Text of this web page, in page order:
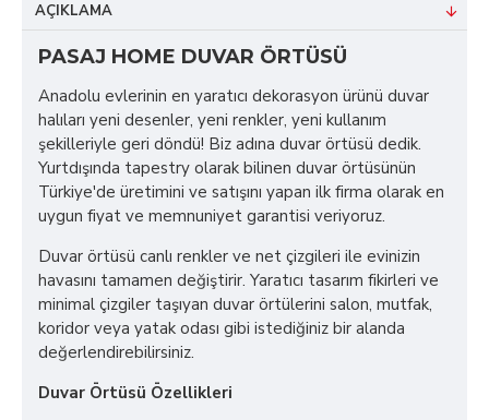
AÇIKLAMA
PASAJ HOME DUVAR ÖRTÜSÜ
Anadolu evlerinin en yaratıcı dekorasyon ürünü duvar
halıları yeni desenler, yeni renkler, yeni kullanım
şekilleriyle geri döndü! Biz adına duvar örtüsü dedik.
Yurtdışında tapestry olarak bilinen duvar örtüsünün
Türkiye'de üretimini ve satışını yapan ilk firma olarak en
uygun fiyat ve memnuniyet garantisi veriyoruz.
Duvar örtüsü canlı renkler ve net çizgileri ile evinizin
havasını tamamen değiştirir. Yaratıcı tasarım fikirleri ve
minimal çizgiler taşıyan duvar örtülerini salon, mutfak,
koridor veya yatak odası gibi istediğiniz bir alanda
değerlendirebilirsiniz.
Duvar Örtüsü Özellikleri